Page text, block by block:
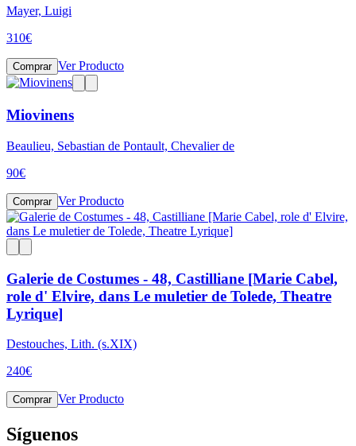
Mayer, Luigi
310€
Comprar Ver Producto
Miovinens
Beaulieu, Sebastian de Pontault, Chevalier de
90€
Comprar Ver Producto
Galerie de Costumes - 48, Castilliane [Marie Cabel,
role d' Elvire, dans Le muletier de Tolede, Theatre
Lyrique]
Destouches, Lith. (s.XIX)
240€
Comprar Ver Producto
Síguenos